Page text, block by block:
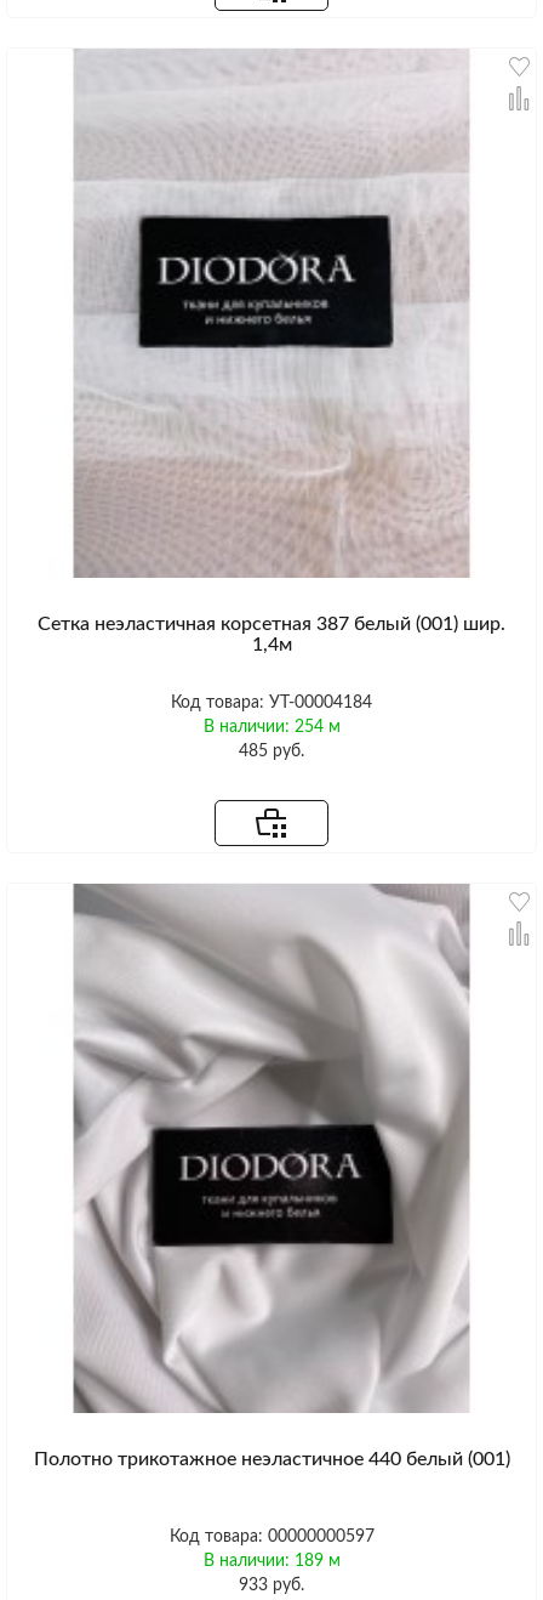
Сетка неэластичная корсетная 387 белый (001) шир.
1,4м
Код товара: УТ-00004184
В наличии: 254 м
485 руб.
Полотно трикотажное неэластичное 440 белый (001)
Код товара: 00000000597
В наличии: 189 м
933 руб.